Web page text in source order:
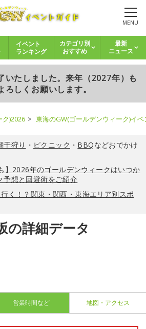
MENU
イベント
ランキング
カテゴリ別
おすすめ
最新
ニュース
いたしました。来年（2027年）も
ろしくお願いします。
)2026 東海のGW(ゴールデンウィーク)イ
干狩り ・ ピクニック ・ BBQなどおでかけ
】2026年のゴールデンウィークはいつか
予想と回避術をご紹介
く！？関東・関西・東海エリア別スポ
の詳細データ
営業時間など 地図・アクセス